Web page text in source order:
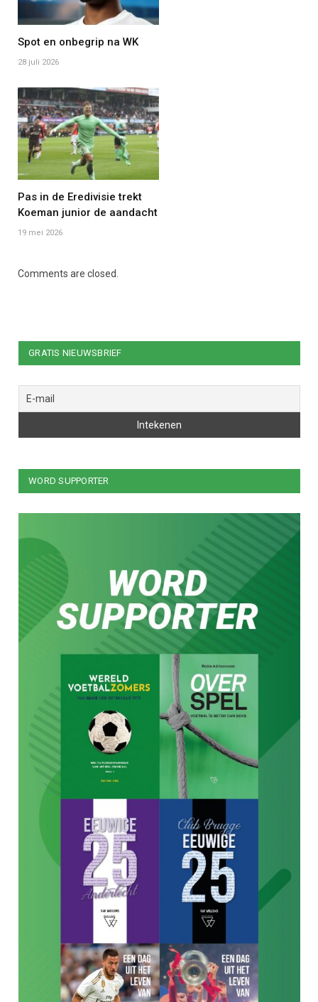
Spot en onbegrip na WK
28 juli 2026
Pas in de Eredivisie trekt
Koeman junior de aandacht
19 mei 2026
Comments are closed.
GRATIS NIEUWSBRIEF
WORD SUPPORTER